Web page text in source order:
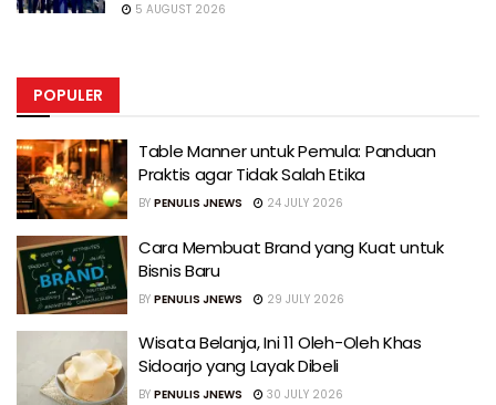
5 AUGUST 2026
POPULER
Table Manner untuk Pemula: Panduan
Praktis agar Tidak Salah Etika
BY PENULIS JNEWS 24 JULY 2026
Cara Membuat Brand yang Kuat untuk
Bisnis Baru
BY PENULIS JNEWS 29 JULY 2026
Wisata Belanja, Ini 11 Oleh-Oleh Khas
Sidoarjo yang Layak Dibeli
BY PENULIS JNEWS 30 JULY 2026